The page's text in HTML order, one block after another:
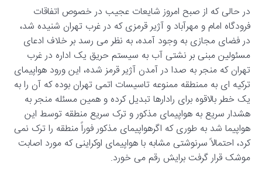
در حالی که از صبح امروز شایعات عجیب در خصوص اتفاقات
فرودگاه امام و مهرآباد و آژیر قرمزی که در غرب تهران شنیده شد،
در فضای مجازی به وجود آمده، به نظر می رسد بر خلاف ادعای
مسئولین مبنی بر نشتی آب به سیستم حریق یک اداره در غرب
تهران که منجر به صدا در آمدن آژیر قرمز شده، این ورود هواپیمای
ترکیه ای به ممنطقه ممنوعه تاسیسات اتمی تهران بوده که آن را به
یک خطر بالاقوه برای رادارها تبدیل کرده و همین مسئله منجر به
هشدار سریع به هواپیمای مذکور و ترک سریع منطقه توسط این
هواپیما شد به طوری که اگرهواپیمای مذکور فوراً منطقه را ترک نمی
کرد، احتمالاً سرنوشتی مشابه با هواپیمای اوکراینی که مورد اصابت
موشک قرار گرفت برایش رقم می خورد.